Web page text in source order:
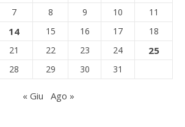
7 8 9 10
11
14 15 16 17
18
21 22 23 24 25
28 29 30 31
« Giu Ago »